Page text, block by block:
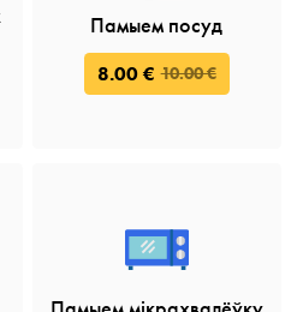
Памыем посуд
8.00 € 10.00 €